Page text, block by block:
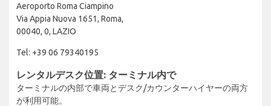
Aeroporto Roma Ciampino
Via Appia Nuova 1651, Roma,
00040, 0, LAZIO
Tel: +39 06 79340195
レンタルデスク位置: ターミナル内で
ターミナルの内部で車両とデスク/カウンターハイヤーの両方
が利用可能。